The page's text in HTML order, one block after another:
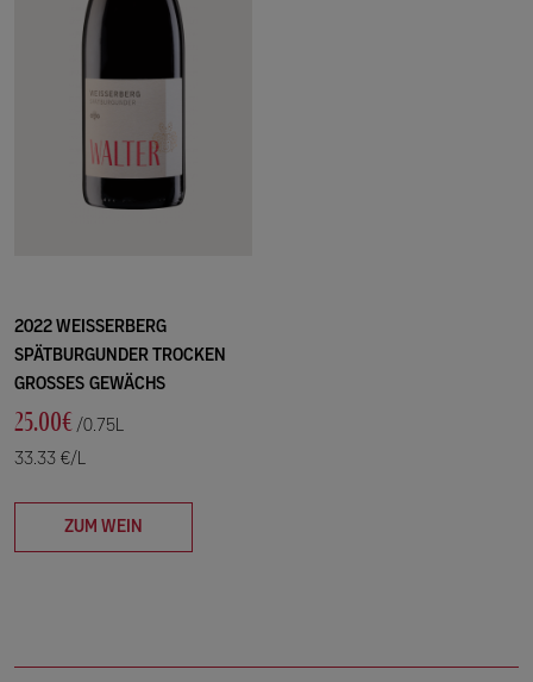
2022 WEISSERBERG
SPÄTBURGUNDER TROCKEN
GROSSES GEWÄCHS
25.00€ /0.75L
33.33 €/L
ZUM WEIN